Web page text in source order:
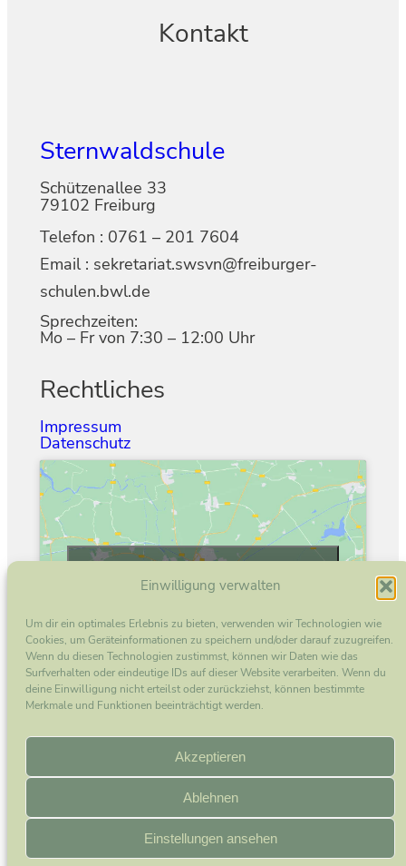
Einwilligung verwalten
Um dir ein optimales Erlebnis zu bieten, verwenden wir Technologien wie
Cookies, um Geräteinformationen zu speichern und/oder darauf zuzugreifen.
Wenn du diesen Technologien zustimmst, können wir Daten wie das
Surfverhalten oder eindeutige IDs auf dieser Website verarbeiten. Wenn du
deine Einwilligung nicht erteilst oder zurückziehst, können bestimmte
Merkmale und Funktionen beeinträchtigt werden.
Akzeptieren
Ablehnen
Einstellungen ansehen
Kontakt
Sternwaldschule
Schützenallee 33
79102 Freiburg
Telefon : 0761 – 201 7604
Email : sekretariat.swsvn@freiburger-
schulen.bwl.de
Sprechzeiten:
Mo – Fr von 7:30 – 12:00 Uhr
Rechtliches
Impressum
Datenschutz
akzeptieren und diesen Inhalt zu aktivieren
Instagram
Copyright 2025. All rights reserved.